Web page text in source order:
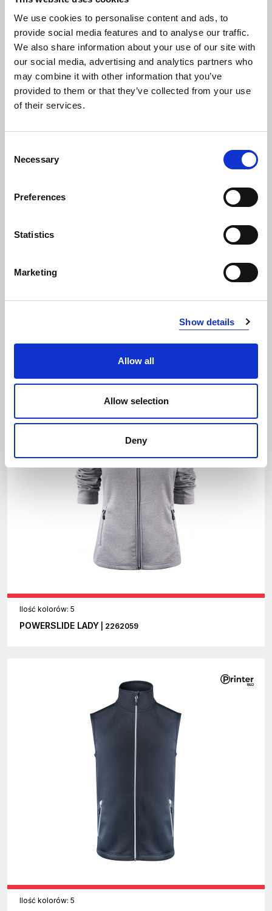
We use cookies to personalise content and ads, to
provide social media features and to analyse our traffic.
We also share information about your use of our site with
our social media, advertising and analytics partners who
may combine it with other information that you’ve
provided to them or that they’ve collected from your use
of their services.
Selection
Necessary
Preferences
Statistics
Marketing
Show details
Allow all
Allow selection
Deny
LAYBACK LADY | 2262057
Ilość kolorów: 5
POWERSLIDE LADY | 2262059
Ilość kolorów: 5